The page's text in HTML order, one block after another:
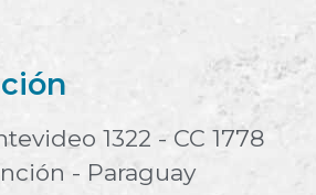
1322 - CC 1778
- Paraguay